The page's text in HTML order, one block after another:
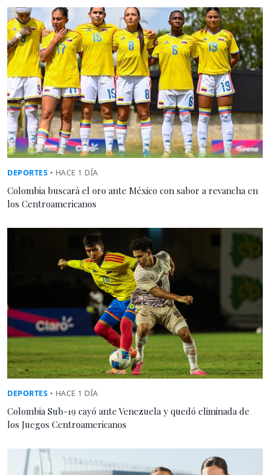
DEPORTES • HACE 1 DÍA
Colombia buscará el oro ante México con sabor a revancha en
los Centroamericanos
DEPORTES • HACE 1 DÍA
Colombia Sub-19 cayó ante Venezuela y quedó eliminada de
los Juegos Centroamericanos